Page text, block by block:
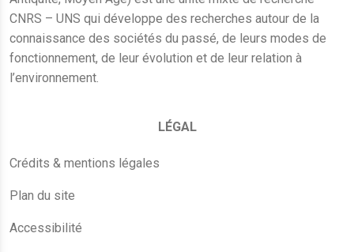
CNRS – UNS qui développe des recherches autour de la
connaissance des sociétés du passé, de leurs modes de
fonctionnement, de leur évolution et de leur relation à
l’environnement.
LÉGAL
Crédits & mentions légales
Plan du site
Accessibilité